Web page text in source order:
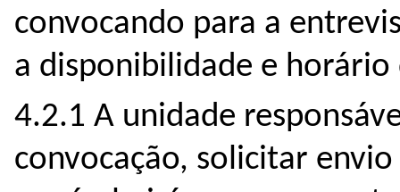
convocando para a
a disponibilidade e horário
4.2.1 A unidade
convocação, solicitar